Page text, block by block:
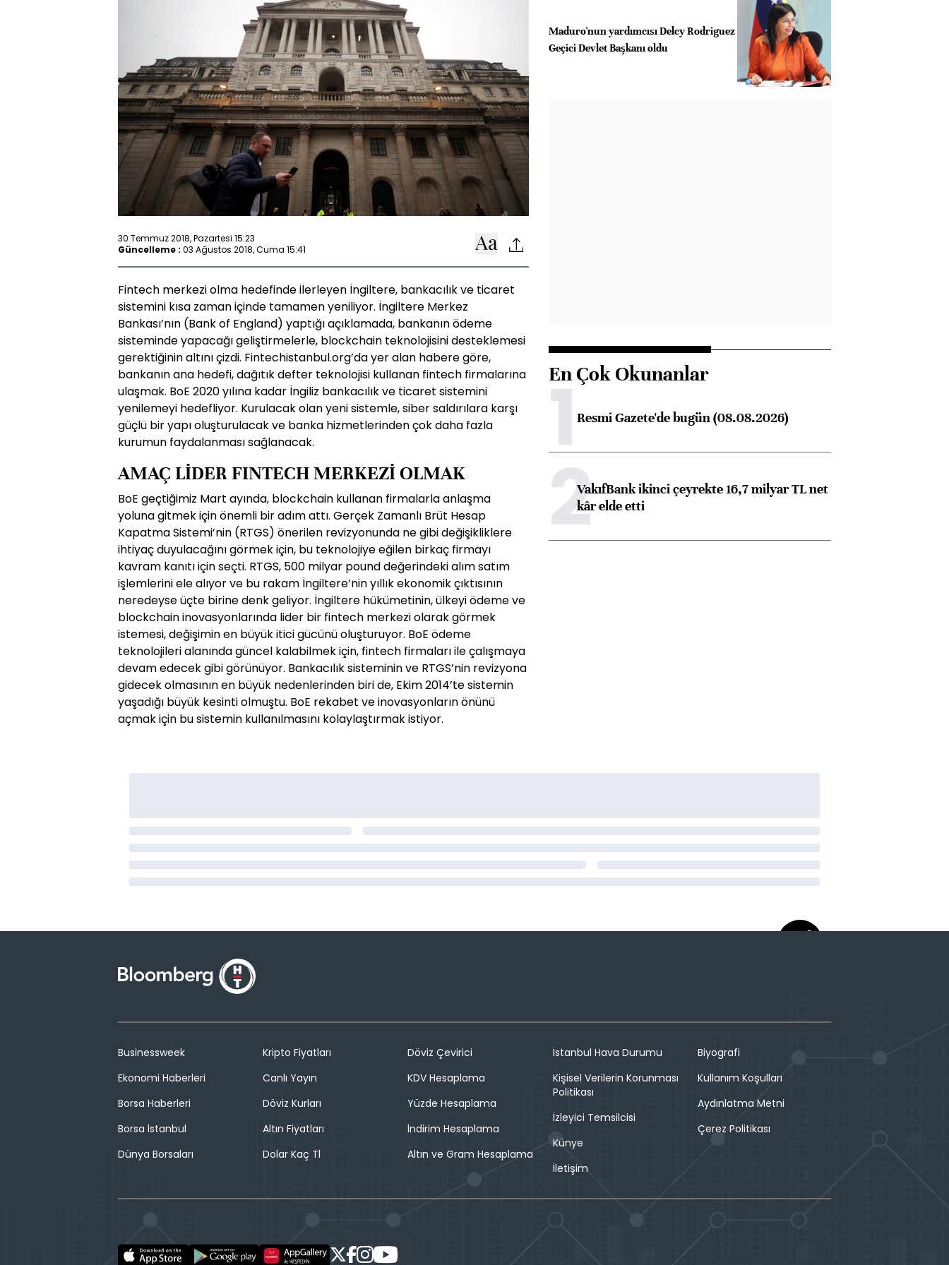
30 Temmuz 2018, Pazartesi 15:23
Güncelleme : 03 Ağustos 2018, Cuma 15:41
Fintech merkezi olma hedefinde ilerleyen İngiltere, bankacılık ve ticaret
sistemini kısa zaman içinde tamamen yeniliyor. İngiltere Merkez
Bankası’nın (Bank of England) yaptığı açıklamada, bankanın ödeme
sisteminde yapacağı geliştirmelerle, blockchain teknolojisini desteklemesi
gerektiğinin altını çizdi. Fintechistanbul.org’da yer alan habere göre,
bankanın ana hedefi, dağıtık defter teknolojisi kullanan fintech firmalarına
ulaşmak. BoE 2020 yılına kadar İngiliz bankacılık ve ticaret sistemini
yenilemeyi hedefliyor. Kurulacak olan yeni sistemle, siber saldırılara karşı
güçlü bir yapı oluşturulacak ve banka hizmetlerinden çok daha fazla
kurumun faydalanması sağlanacak.
AMAÇ LİDER FINTECH MERKEZİ OLMAK
BoE geçtiğimiz Mart ayında, blockchain kullanan firmalarla anlaşma
yoluna gitmek için önemli bir adım attı. Gerçek Zamanlı Brüt Hesap
Kapatma Sistemi’nin (RTGS) önerilen revizyonunda ne gibi değişikliklere
ihtiyaç duyulacağını görmek için, bu teknolojiye eğilen birkaç firmayı
kavram kanıtı için seçti. RTGS, 500 milyar pound değerindeki alım satım
işlemlerini ele alıyor ve bu rakam İngiltere’nin yıllık ekonomik çıktısının
neredeyse üçte birine denk geliyor. İngiltere hükümetinin, ülkeyi ödeme ve
blockchain inovasyonlarında lider bir fintech merkezi olarak görmek
istemesi, değişimin en büyük itici gücünü oluşturuyor. BoE ödeme
teknolojileri alanında güncel kalabilmek için, fintech firmaları ile çalışmaya
devam edecek gibi görünüyor. Bankacılık sisteminin ve RTGS’nin revizyona
gidecek olmasının en büyük nedenlerinden biri de, Ekim 2014’te sistemin
yaşadığı büyük kesinti olmuştu. BoE rekabet ve inovasyonların önünü
açmak için bu sistemin kullanılmasını kolaylaştırmak istiyor.
Maduro'nun yardımcısı Delcy Rodriguez
Geçici Devlet Başkanı oldu
En Çok Okunanlar
1Resmi Gazete'de bugün (08.08.2026)
2VakıfBank ikinci çeyrekte 16,7 milyar TL net
kâr elde etti
Businessweek
Ekonomi Haberleri
Borsa Haberleri
Borsa İstanbul
Dünya Borsaları
Kripto Fiyatları
Canlı Yayın
Döviz Kurları
Altın Fiyatları
Dolar Kaç Tl
Döviz Çevirici
KDV Hesaplama
Yüzde Hesaplama
İndirim Hesaplama
Altın ve Gram Hesaplama
İstanbul Hava Durumu
Kişisel Verilerin Korunması
Politikası
İzleyici Temsilcisi
Künye
İletişim
Biyografi
Kullanım Koşulları
Aydınlatma Metni
Çerez Politikası